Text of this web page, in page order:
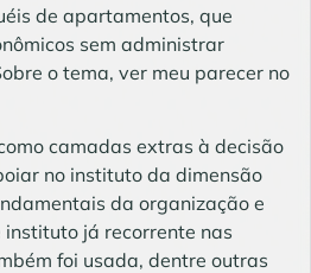
de apartamentos, que
sem administrar
o tema, ver meu parecer no
camadas extras à decisão
no instituto da dimensão
da organização e
instituto já recorrente nas
foi usada, dentre outras